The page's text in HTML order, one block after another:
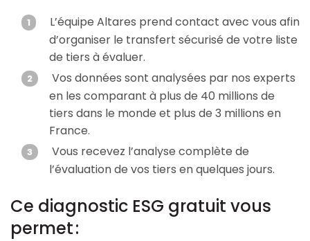
L’équipe Altares prend contact avec vous afin
d’organiser le transfert sécurisé de votre liste
de tiers à évaluer.
Vos données sont analysées par nos experts
en les comparant à plus de 40 millions de
tiers dans le monde et plus de 3 millions en
France.
Vous recevez l’analyse complète de
l’évaluation de vos tiers en quelques jours.
Ce diagnostic ESG gratuit vous
permet :​